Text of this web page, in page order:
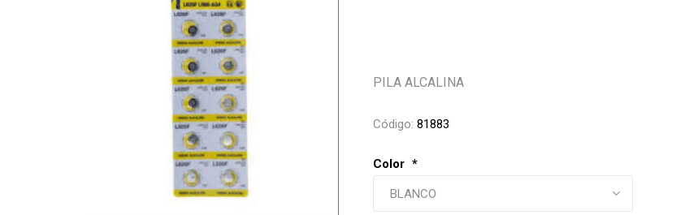
PILA ALCALINA
Código: 81883
Color *